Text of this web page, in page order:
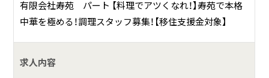
有限会社寿苑 パート 【料理でアツくなれ！】寿苑で本格
中華を極める！調理スタッフ募集！【移住支援金対象】
求人内容